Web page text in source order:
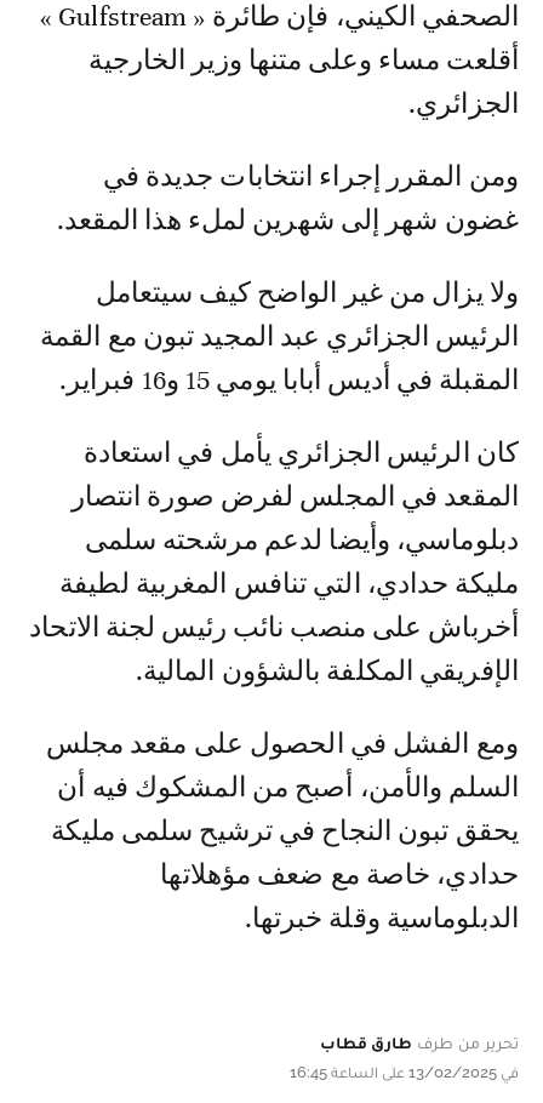
الصحفي الكيني، فإن طائرة « Gulfstream »
أقلعت مساء وعلى متنها وزير الخارجية
الجزائري.
ومن المقرر إجراء انتخابات جديدة في
غضون شهر إلى شهرين لملء هذا المقعد.
ولا يزال من غير الواضح كيف سيتعامل
الرئيس الجزائري عبد المجيد تبون مع القمة
المقبلة في أديس أبابا يومي 15 و16 فبراير.
كان الرئيس الجزائري يأمل في استعادة
المقعد في المجلس لفرض صورة انتصار
دبلوماسي، وأيضا لدعم مرشحته سلمى
مليكة حدادي، التي تنافس المغربية لطيفة
أخرباش على منصب نائب رئيس لجنة الاتحاد
الإفريقي المكلفة بالشؤون المالية.
ومع الفشل في الحصول على مقعد مجلس
السلم والأمن، أصبح من المشكوك فيه أن
يحقق تبون النجاح في ترشيح سلمى مليكة
حدادي، خاصة مع ضعف مؤهلاتها
الدبلوماسية وقلة خبرتها.
تحرير من طرف طارق قطاب
في 13/02/2025 على الساعة 16:45